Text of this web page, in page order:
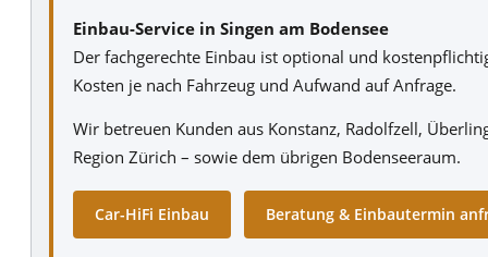
Einbau-Service in Singen am Bodensee
Der fachgerechte Einbau ist optional und
Kosten je nach Fahrzeug und Aufwand auf Anfrage.
Wir betreuen Kunden aus Konstanz, Radolfzell,
Region Zürich – sowie dem übrigen Bodenseeraum.
Car-HiFi Einbau Beratung & Einbautermin